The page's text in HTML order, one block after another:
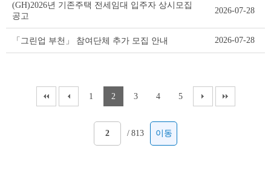
(GH)2026년 기존주택 전세임대 입주자 상시모집
공고
2026-07-28
「그린업 부천」 참여단체 추가 모집 안내 2026-07-28
1 2 3 4 5
/ 813 이동